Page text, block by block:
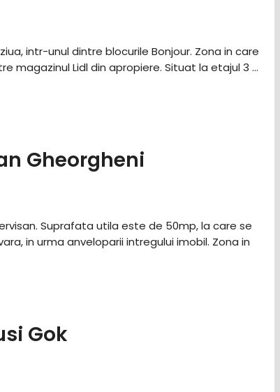
intr-unul dintre blocurile Bonjour. Zona in care
Lidl din apropiere. Situat la etajul 3 …
Gheorgheni
Suprafata utila este de 50mp, la care se
in urma anveloparii intregului imobil. Zona in
Gok